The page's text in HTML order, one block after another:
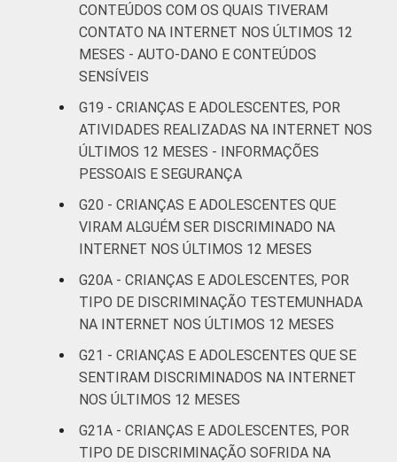
Fonte: CGI.br/NIC.br, Centro Regional de
Estudos para o Desenvolvimento da
Sociedade da Informação (Cetic.br),
Pesquisa sobre o uso da Internet por
crianças e adolescentes no Brasil - TIC Kids
Online Brasil 2019. ¹Dados coletados por
meio de questionários de
autopreenchimento.
CONTEÚDOS COM OS QUAIS TIVERAM
CONTATO NA INTERNET NOS ÚLTIMOS 12
MESES - AUTO-DANO E CONTEÚDOS
SENSÍVEIS
G19 - CRIANÇAS E ADOLESCENTES, POR
ATIVIDADES REALIZADAS NA INTERNET NOS
ÚLTIMOS 12 MESES - INFORMAÇÕES
PESSOAIS E SEGURANÇA
G20 - CRIANÇAS E ADOLESCENTES QUE
VIRAM ALGUÉM SER DISCRIMINADO NA
INTERNET NOS ÚLTIMOS 12 MESES
G20A - CRIANÇAS E ADOLESCENTES, POR
TIPO DE DISCRIMINAÇÃO TESTEMUNHADA
NA INTERNET NOS ÚLTIMOS 12 MESES
G21 - CRIANÇAS E ADOLESCENTES QUE SE
SENTIRAM DISCRIMINADOS NA INTERNET
NOS ÚLTIMOS 12 MESES
G21A - CRIANÇAS E ADOLESCENTES, POR
TIPO DE DISCRIMINAÇÃO SOFRIDA NA